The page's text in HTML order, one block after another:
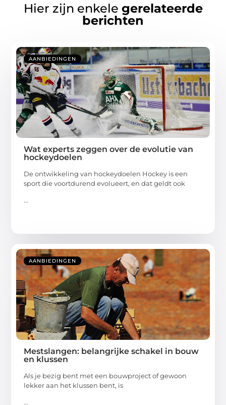
Hier zijn enkele gerelateerde
berichten
AANBIEDINGEN
Wat experts zeggen over de evolutie van
hockeydoelen
De ontwikkeling van hockeydoelen Hockey is een
sport die voortdurend evolueert, en dat geldt ook
...
AANBIEDINGEN
Mestslangen: belangrijke schakel in bouw
en klussen
Als je bezig bent met een bouwproject of gewoon
lekker aan het klussen bent, is
...